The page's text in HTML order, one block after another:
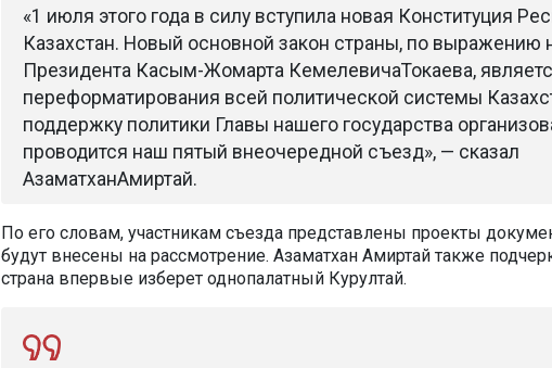
«1 июля этого года в силу вступила новая Конституция
Казахстан. Новый основной закон страны, по выражению
Президента Касым-Жомарта КемелевичаТокаева,
переформатирования всей политической системы
поддержку политики Главы нашего государства
проводится наш пятый внеочередной съезд», — сказал
АзаматханАмиртай.
По его словам, участникам съезда представлены проекты
будут внесены на рассмотрение. Азаматхан Амиртай также
страна впервые изберет однопалатный Курултай.